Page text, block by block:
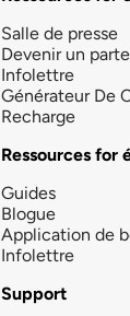
Salle de presse
Devenir un
Infolettre
Générateur De
Recharge
Ressources for
Guides
Blogue
Application de
Infolettre
Support